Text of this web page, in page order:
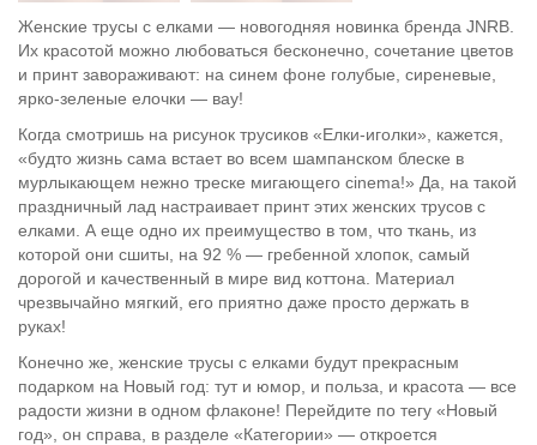
Женские трусы с елками — новогодняя новинка бренда JNRB.
Их красотой можно любоваться бесконечно, сочетание цветов
и принт завораживают: на синем фоне голубые, сиреневые,
ярко-зеленые елочки — вау!
Когда смотришь на рисунок трусиков «Елки-иголки», кажется,
«будто жизнь сама встает во всем шампанском блеске в
мурлыкающем нежно треске мигающего cinema!» Да, на такой
праздничный лад настраивает принт этих женских трусов с
елками. А еще одно их преимущество в том, что ткань, из
которой они сшиты, на 92 % — гребенной хлопок, самый
дорогой и качественный в мире вид коттона. Материал
чрезвычайно мягкий, его приятно даже просто держать в
руках!
Конечно же, женские трусы с елками будут прекрасным
подарком на Новый год: тут и юмор, и польза, и красота — все
радости жизни в одном флаконе! Перейдите по тегу «Новый
год», он справа, в разделе «Категории» — откроется